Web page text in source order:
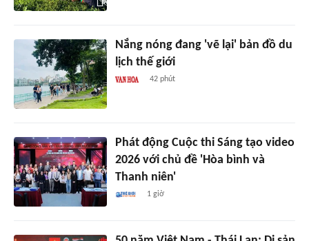
Nắng nóng đang 'vẽ lại' bản đồ du
lịch thế giới
42 phút
Phát động Cuộc thi Sáng tạo video
2026 với chủ đề 'Hòa bình và
Thanh niên'
1 giờ